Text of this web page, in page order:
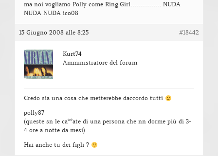
ma noi vogliamo Polly come Ring.Girl……………. NUDA
NUDA NUDA ico08
15 Giugno 2008 alle 8:25 #18442
Kurt74
Amministratore del forum
Credo sia una cosa che metterebbe daccordo tutti
polly87
(queste sn le ca**ate di una persona che nn dorme più di 3-
4 ore a notte da mesi)
Hai anche tu dei figli ?